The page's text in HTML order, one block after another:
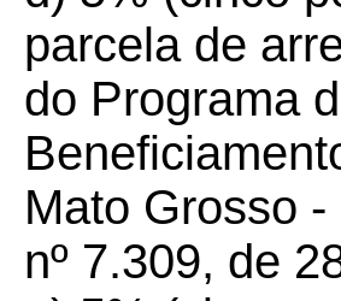
parcela de
do Programa
Mato Grosso
nº 7.309, de